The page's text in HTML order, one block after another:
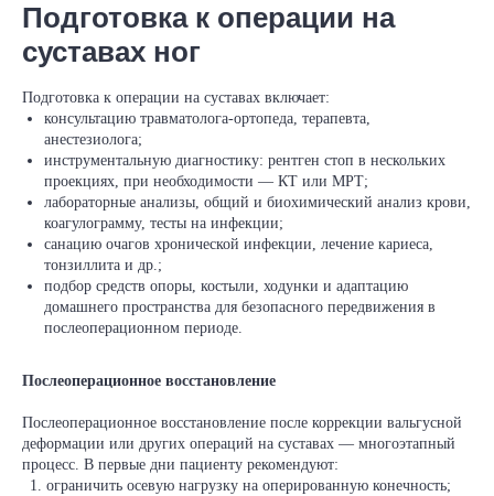
Подготовка к операции на
суставах ног
Подготовка к операции на суставах включает:
консультацию травматолога‑ортопеда, терапевта,
анестезиолога;
инструментальную диагностику: рентген стоп в нескольких
проекциях, при необходимости — КТ или МРТ;
лабораторные анализы, общий и биохимический анализ крови,
коагулограмму, тесты на инфекции;
санацию очагов хронической инфекции, лечение кариеса,
тонзиллита и др.;
подбор средств опоры, костыли, ходунки и адаптацию
домашнего пространства для безопасного передвижения в
послеоперационном периоде.
Послеоперационное восстановление
Послеоперационное восстановление после коррекции вальгусной
деформации или других операций на суставах — многоэтапный
процесс. В первые дни пациенту рекомендуют:
ограничить осевую нагрузку на оперированную конечность;